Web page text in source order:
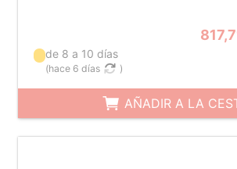
de 8 a 10 días
(hace 6 días )
AÑADIR A LA